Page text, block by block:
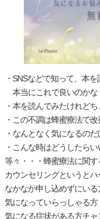
・SNSなどで知って、本
本当にこれで良いのかな
・本を読んでみたけれど
・この不調は蜂蜜療法で
・なんとなく気になるの
・こんな時はどうしたらい
等々・・・蜂蜜療法に関
カウンセリングというと
なかなか申し込めずにいる
気になっていらっしゃる方
気になる症状がある方チャ